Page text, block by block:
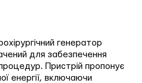
генератор
для забезпечення
процедур. Пристрій пропонує
енергії, включаючи